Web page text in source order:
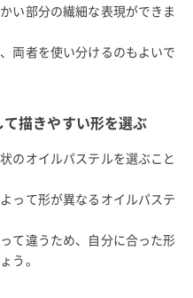
い部分の繊細な表現ができま
両者を使い分けるのもよいで
描きやすい形を選ぶ
のオイルパステルを選ぶこと
って形が異なるオイルパステ
て違うため、自分に合った形
う。